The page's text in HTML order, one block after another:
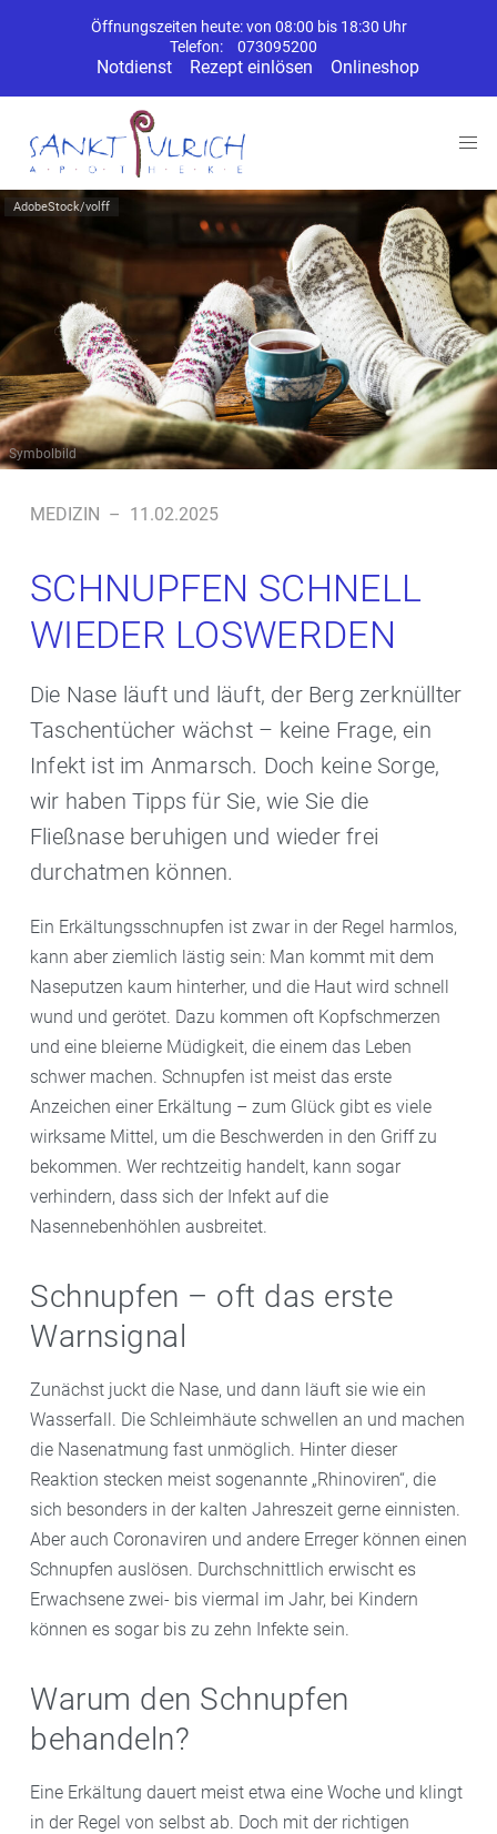
Öffnungszeiten heute: von 08:00 bis 18:30 Uhr
Telefon:
073095200
Notdienst Rezept einlösen Onlineshop
AdobeStock/volff
Symbolbild
MEDIZIN – 11.02.2025
SCHNUPFEN SCHNELL
WIEDER LOSWERDEN
Die Nase läuft und läuft, der Berg zerknüllter
Taschentücher wächst – keine Frage, ein
Infekt ist im Anmarsch. Doch keine Sorge,
wir haben Tipps für Sie, wie Sie die
Fließnase beruhigen und wieder frei
durchatmen können.
Ein Erkältungsschnupfen ist zwar in der Regel harmlos,
kann aber ziemlich lästig sein: Man kommt mit dem
Naseputzen kaum hinterher, und die Haut wird schnell
wund und gerötet. Dazu kommen oft Kopfschmerzen
und eine bleierne Müdigkeit, die einem das Leben
schwer machen. Schnupfen ist meist das erste
Anzeichen einer Erkältung – zum Glück gibt es viele
wirksame Mittel, um die Beschwerden in den Griff zu
bekommen. Wer rechtzeitig handelt, kann sogar
verhindern, dass sich der Infekt auf die
Nasennebenhöhlen ausbreitet.
Schnupfen – oft das erste
Warnsignal
Zunächst juckt die Nase, und dann läuft sie wie ein
Wasserfall. Die Schleimhäute schwellen an und machen
die Nasenatmung fast unmöglich. Hinter dieser
Reaktion stecken meist sogenannte „Rhinoviren“, die
sich besonders in der kalten Jahreszeit gerne einnisten.
Aber auch Coronaviren und andere Erreger können einen
Schnupfen auslösen. Durchschnittlich erwischt es
Erwachsene zwei- bis viermal im Jahr, bei Kindern
können es sogar bis zu zehn Infekte sein.
Warum den Schnupfen
behandeln?
Eine Erkältung dauert meist etwa eine Woche und klingt
in der Regel von selbst ab. Doch mit der richtigen